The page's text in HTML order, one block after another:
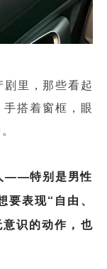
里，那些看起
搭着窗框，眼
——特别是男性
要表现“自 由、
识的动作，也